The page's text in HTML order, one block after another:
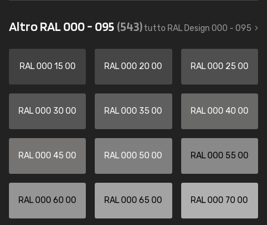
Altro RAL 000 - 095 (543)tutto RAL Design 000 - 095
RAL 000 15 00 RAL 000 20 00 RAL 000 25 00
RAL 000 30 00 RAL 000 35 00 RAL 000 40 00
RAL 000 45 00 RAL 000 50 00 RAL 000 55 00
RAL 000 60 00 RAL 000 65 00 RAL 000 70 00